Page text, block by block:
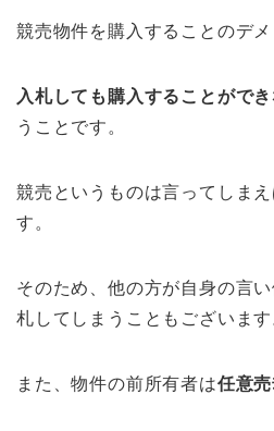
競売物件を購入することのデメ
入札しても購入することがで
うことです。
競売というものは言ってしま
す。
そのため、他の方が自身の言
札してしまうこともございます
また、物件の前所有者は任意